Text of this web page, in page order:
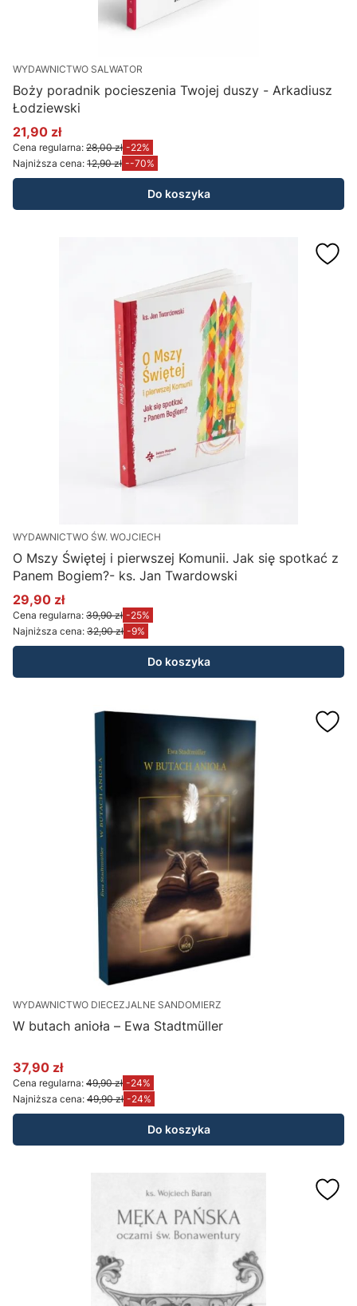
WYDAWNICTWO SALWATOR
Boży poradnik pocieszenia Twojej duszy - Arkadiusz
Łodziewski
Cena promocyjna
21,90 zł
Cena regularna: 28,00 zł -22%
Najniższa cena: 12,90 zł --70%
Do koszyka
WYDAWNICTWO ŚW. WOJCIECH
O Mszy Świętej i pierwszej Komunii. Jak się spotkać z
Panem Bogiem?- ks. Jan Twardowski
Cena promocyjna
29,90 zł
Cena regularna: 39,90 zł -25%
Najniższa cena: 32,90 zł -9%
Do koszyka
WYDAWNICTWO DIECEZJALNE SANDOMIERZ
W butach anioła – Ewa Stadtmüller
Cena promocyjna
37,90 zł
Cena regularna: 49,90 zł -24%
Najniższa cena: 49,90 zł -24%
Do koszyka